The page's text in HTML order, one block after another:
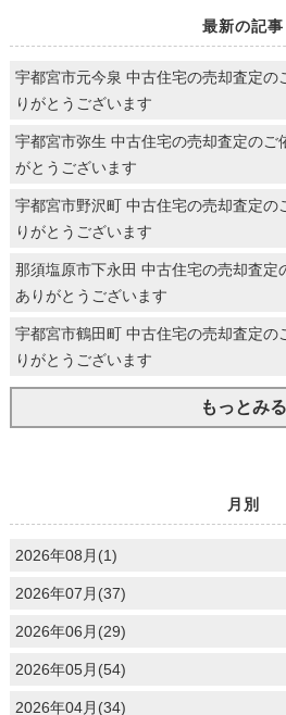
最新の記事
宇都宮市元今泉 中古住宅の売却査定の
りがとうございます
宇都宮市弥生 中古住宅の売却査定のご
がとうございます
宇都宮市野沢町 中古住宅の売却査定の
りがとうございます
那須塩原市下永田 中古住宅の売却査定
ありがとうございます
宇都宮市鶴田町 中古住宅の売却査定の
りがとうございます
もっとみる
月別
2026年08月(1)
2026年07月(37)
2026年06月(29)
2026年05月(54)
2026年04月(34)